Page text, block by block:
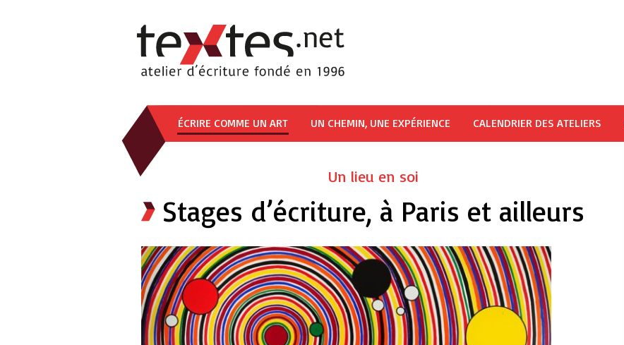
ÉCRIRE COMME UN ART UN CHEMIN, UNE EXPÉRIENCE CALENDRIER DES ATELIERS
Un lieu en soi
Stages d’écriture, à Paris et ailleurs